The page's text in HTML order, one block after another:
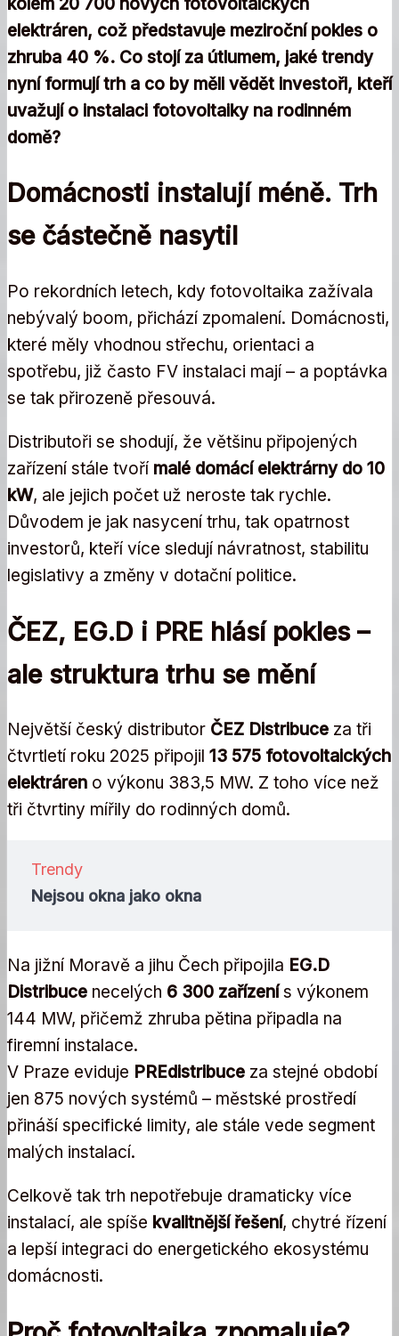
elektráren, což představuje meziroční pokles o
zhruba 40 %. Co stojí za útlumem, jaké trendy
nyní formují trh a co by měli vědět investoři, kteří
uvažují o instalaci fotovoltaiky na rodinném
domě?
Domácnosti instalují méně. Trh
se částečně nasytil
Po rekordních letech, kdy fotovoltaika zažívala
nebývalý boom, přichází zpomalení. Domácnosti,
které měly vhodnou střechu, orientaci a
spotřebu, již často FV instalaci mají – a poptávka
se tak přirozeně přesouvá.
Distributoři se shodují, že většinu připojených
zařízení stále tvoří malé domácí elektrárny do 10
kW, ale jejich počet už neroste tak rychle.
Důvodem je jak nasycení trhu, tak opatrnost
investorů, kteří více sledují návratnost, stabilitu
legislativy a změny v dotační politice.
ČEZ, EG.D i PRE hlásí pokles –
ale struktura trhu se mění
Největší český distributor ČEZ Distribuce za tři
čtvrtletí roku 2025 připojil 13 575 fotovoltaických
elektráren o výkonu 383,5 MW. Z toho více než
tři čtvrtiny mířily do rodinných domů.
Trendy
Nejsou okna jako okna
Na jižní Moravě a jihu Čech připojila EG.D
Distribuce necelých 6 300 zařízenís výkonem
144 MW, přičemž zhruba pětina připadla na
firemní instalace.
V Praze eviduje PREdistribuce za stejné období
jen 875 nových systémů – městské prostředí
přináší specifické limity, ale stále vede segment
malých instalací.
Celkově tak trh nepotřebuje dramaticky více
instalací, ale spíše kvalitnější řešení, chytré řízení
a lepší integraci do energetického ekosystému
domácnosti.